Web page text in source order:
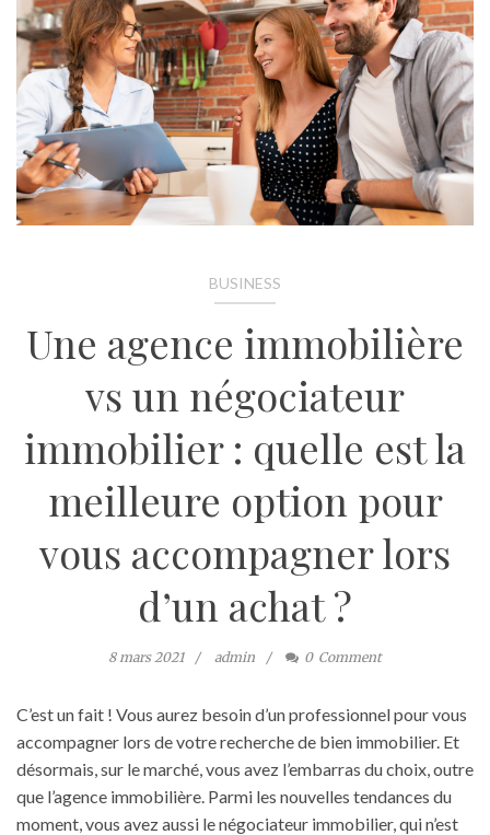
BUSINESS
Une agence immobilière
vs un négociateur
immobilier : quelle est la
meilleure option pour
vous accompagner lors
d’un achat ?
8 mars 2021 admin 0 Comment
C’est un fait ! Vous aurez besoin d’un professionnel pour vous
accompagner lors de votre recherche de bien immobilier. Et
désormais, sur le marché, vous avez l’embarras du choix, outre
que l’agence immobilière. Parmi les nouvelles tendances du
moment, vous avez aussi le négociateur immobilier, qui n’est